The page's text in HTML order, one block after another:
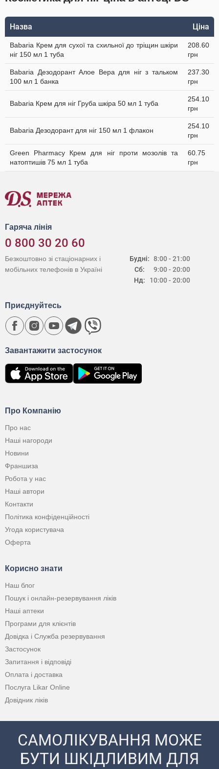
Назва Ціна
Babaria Крем для сухої та схильної до тріщин шкіри
ніг 150 мл 1 туба
208.60
грн
Babaria Дезодорант Алое Вера для ніг з тальком
100 мл 1 банка
237.30
грн
Babaria Крем для ніг Груба шкіра 50 мл 1 туба
254.10
грн
Babaria Дезодорант для ніг 150 мл 1 флакон
254.10
грн
Green Pharmacy Крем для ніг проти мозолів та
натоптишів 75 мл 1 туба
60.75
грн
Гаряча лінія
0 800 30 20 60
Будні:
Сб:
Нд:
8:00 - 21:00
9:00 - 20:00
10:00 - 20:00
Безкоштовно зі стаціонарних і
мобільних телефонів в Україні
Про Компанію
Про нас
Наші нагороди
Новини
Франшиза
Робота у нас
Наші автори
Контакти
Політика конфіденційності
Угода користувача
Оферта
Корисно знати
Наш блог
Пошук і онлайн-резервування ліків
Наші аптеки
Програми для клієнтів
Довідка і Служба резервування
Застосунок
Запитання і відповіді
Оплата і доставка
Послуга Likar Online
Довідник ліків
Завантажити застосунок
Приєднуйтесь
САМОЛІКУВАННЯ МОЖЕ
БУТИ ШКІДЛИВИМ ДЛЯ